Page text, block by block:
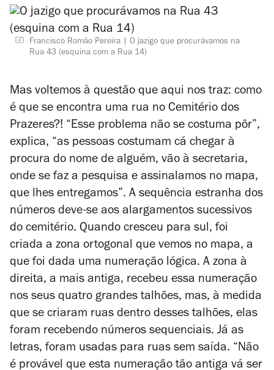
Francisco Romão Pereira
O jazigo que procurávamos na
Rua 43 (esquina com a Rua 14)
Mas voltemos à questão que aqui nos traz: como
é que se encontra uma rua no Cemitério dos
Prazeres?! “Esse problema não se costuma pôr”,
explica, “as pessoas costumam cá chegar à
procura do nome de alguém, vão à secretaria,
onde se faz a pesquisa e assinalamos no mapa,
que lhes entregamos”. A sequência estranha dos
números deve-se aos alargamentos sucessivos
do cemitério. Quando cresceu para sul, foi
criada a zona ortogonal que vemos no mapa, a
que foi dada uma numeração lógica. A zona à
direita, a mais antiga, recebeu essa numeração
nos seus quatro grandes talhões, mas, à medida
que se criaram ruas dentro desses talhões, elas
foram recebendo números sequenciais. Já as
letras, foram usadas para ruas sem saída. “Não
é provável que esta numeração tão antiga vá ser